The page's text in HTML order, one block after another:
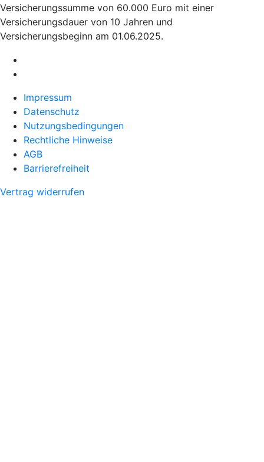
Versicherungssumme von 60.000 Euro mit einer
Versicherungsdauer von 10 Jahren und
Versicherungsbeginn am 01.06.2025.
Impressum
Datenschutz
Nutzungsbedingungen
Rechtliche Hinweise
AGB
Barrierefreiheit
Vertrag widerrufen